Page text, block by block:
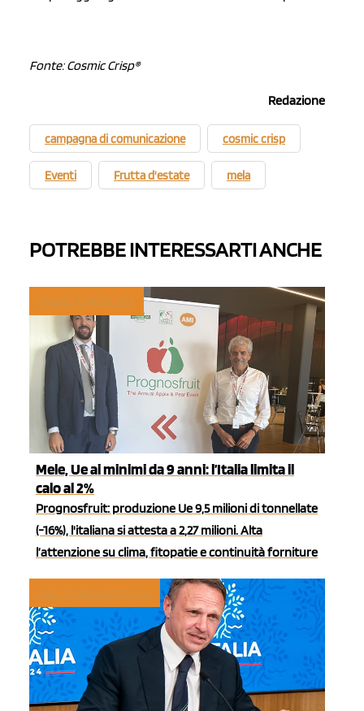
Fonte: Cosmic Crisp®
Redazione
campagna di comunicazione cosmic crisp
Eventi Frutta d'estate mela
POTREBBE INTERESSARTI ANCHE
Mele, Ue ai minimi da 9 anni: l’Italia limita il
calo al 2%
Prognosfruit: produzione Ue 9,5 milioni di tonnellate
(-16%), l'italiana si attesta a 2,27 milioni. Alta
l’attenzione su clima, fitopatie e continuità forniture